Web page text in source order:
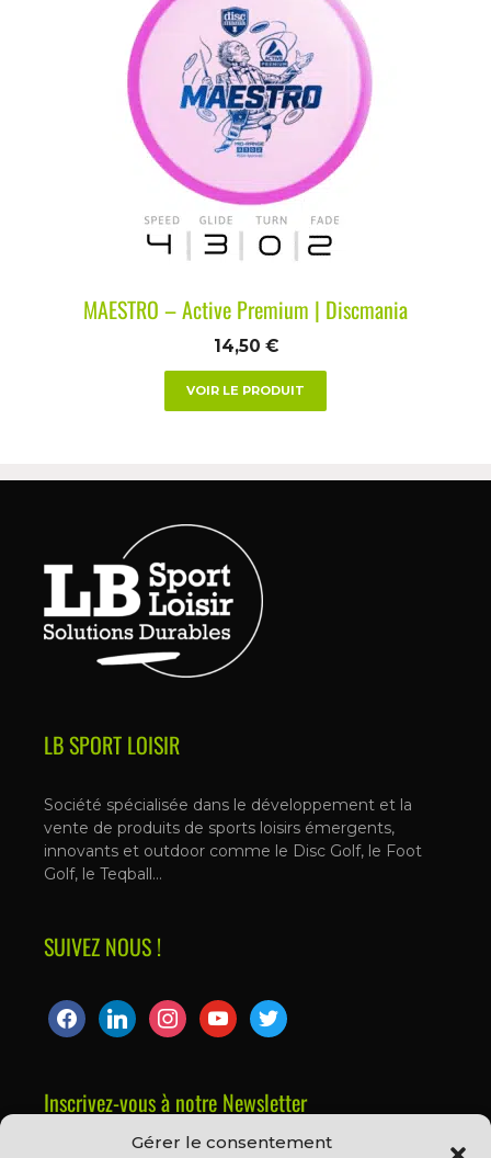
Gérer le consentement
MAESTRO – Active Premium | Discmania
14,50 €
VOIR LE PRODUIT
LB SPORT LOISIR
Société spécialisée dans le développement et la
vente de produits de sports loisirs émergents,
innovants et outdoor comme le Disc Golf, le Foot
Golf, le Teqball…
SUIVEZ NOUS !
Inscrivez-vous à notre Newsletter